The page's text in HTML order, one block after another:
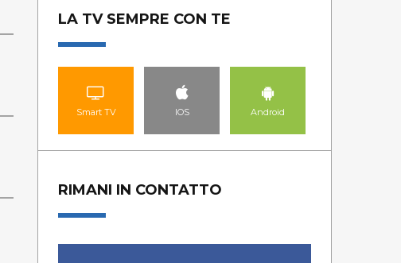
LA TV SEMPRE CON TE
Smart TV IOS Android
RIMANI IN CONTATTO